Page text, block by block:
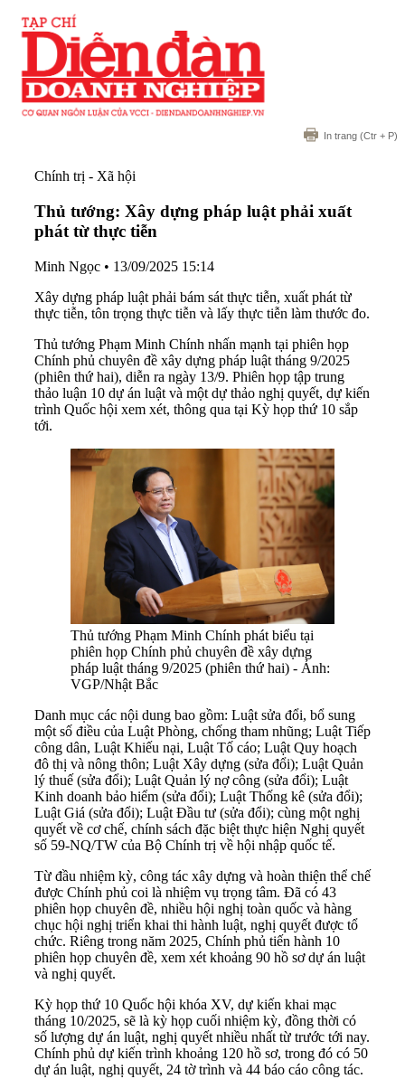
In trang (Ctr + P)
Chính trị - Xã hội
Thủ tướng: Xây dựng pháp luật phải xuất
phát từ thực tiễn
Minh Ngọc • 13/09/2025 15:14
Xây dựng pháp luật phải bám sát thực tiễn, xuất phát từ
thực tiễn, tôn trọng thực tiễn và lấy thực tiễn làm thước đo.
Thủ tướng Phạm Minh Chính nhấn mạnh tại phiên họp
Chính phủ chuyên đề xây dựng pháp luật tháng 9/2025
(phiên thứ hai), diễn ra ngày 13/9. Phiên họp tập trung
thảo luận 10 dự án luật và một dự thảo nghị quyết, dự kiến
trình Quốc hội xem xét, thông qua tại Kỳ họp thứ 10 sắp
tới.
Thủ tướng Phạm Minh Chính phát biểu tại
phiên họp Chính phủ chuyên đề xây dựng
pháp luật tháng 9/2025 (phiên thứ hai) - Ảnh:
VGP/Nhật Bắc
Danh mục các nội dung bao gồm: Luật sửa đổi, bổ sung
một số điều của Luật Phòng, chống tham nhũng; Luật Tiếp
công dân, Luật Khiếu nại, Luật Tố cáo; Luật Quy hoạch
đô thị và nông thôn; Luật Xây dựng (sửa đổi); Luật Quản
lý thuế (sửa đổi); Luật Quản lý nợ công (sửa đổi); Luật
Kinh doanh bảo hiểm (sửa đổi); Luật Thống kê (sửa đổi);
Luật Giá (sửa đổi); Luật Đầu tư (sửa đổi); cùng một nghị
quyết về cơ chế, chính sách đặc biệt thực hiện Nghị quyết
số 59-NQ/TW của Bộ Chính trị về hội nhập quốc tế.
Từ đầu nhiệm kỳ, công tác xây dựng và hoàn thiện thể chế
được Chính phủ coi là nhiệm vụ trọng tâm. Đã có 43
phiên họp chuyên đề, nhiều hội nghị toàn quốc và hàng
chục hội nghị triển khai thi hành luật, nghị quyết được tổ
chức. Riêng trong năm 2025, Chính phủ tiến hành 10
phiên họp chuyên đề, xem xét khoảng 90 hồ sơ dự án luật
và nghị quyết.
Kỳ họp thứ 10 Quốc hội khóa XV, dự kiến khai mạc
tháng 10/2025, sẽ là kỳ họp cuối nhiệm kỳ, đồng thời có
số lượng dự án luật, nghị quyết nhiều nhất từ trước tới nay.
Chính phủ dự kiến trình khoảng 120 hồ sơ, trong đó có 50
dự án luật, nghị quyết, 24 tờ trình và 44 báo cáo công tác.